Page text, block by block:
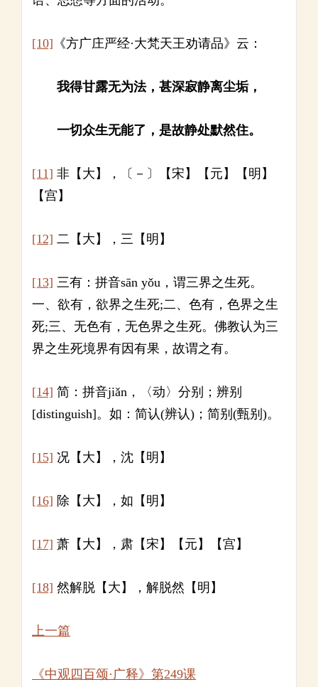
[10] 《方广庄严经·大梵天王劝请品》云：
我得甘露无为法，甚深寂静离尘垢，
一切众生无能了，是故静处默然住。
[11] 非【大】，〔－〕【宋】【元】【明】
【宫】
[12] 二【大】，三【明】
[13] 三有：拼音sān yǒu，谓三界之生死。
一、欲有，欲界之生死;二、色有，色界之生
死;三、无色有，无色界之生死。佛教认为三
界之生死境界有因有果，故谓之有。
[14] 简：拼音jiǎn，〈动〉分别；辨别
[distinguish]。如：简认(辨认)；简别(甄别)。
[15] 况【大】，沈【明】
[16] 除【大】，如【明】
[17] 萧【大】，肃【宋】【元】【宫】
[18] 然解脱【大】，解脱然【明】
上一篇
《中观四百颂·广释》第249课